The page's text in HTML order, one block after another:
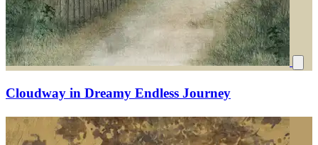
Cloudway in Dreamy Endless Journey